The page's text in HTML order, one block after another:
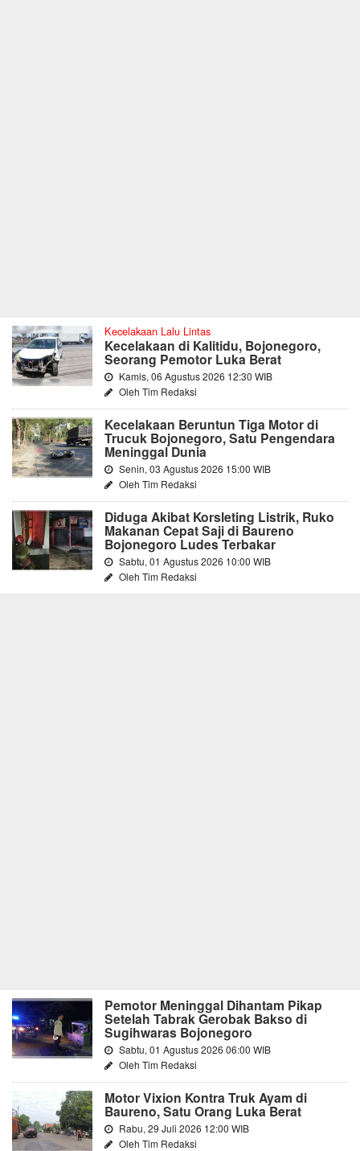
Kecelakaan Lalu Lintas
Kecelakaan di Kalitidu, Bojonegoro,
Seorang Pemotor Luka Berat
Kamis, 06 Agustus 2026 12:30 WIB
Oleh Tim Redaksi
Kecelakaan Beruntun Tiga Motor di
Trucuk Bojonegoro, Satu Pengendara
Meninggal Dunia
Senin, 03 Agustus 2026 15:00 WIB
Oleh Tim Redaksi
Diduga Akibat Korsleting Listrik, Ruko
Makanan Cepat Saji di Baureno
Bojonegoro Ludes Terbakar
Sabtu, 01 Agustus 2026 10:00 WIB
Oleh Tim Redaksi
Pemotor Meninggal Dihantam Pikap
Setelah Tabrak Gerobak Bakso di
Sugihwaras Bojonegoro
Sabtu, 01 Agustus 2026 06:00 WIB
Oleh Tim Redaksi
Motor Vixion Kontra Truk Ayam di
Baureno, Satu Orang Luka Berat
Rabu, 29 Juli 2026 12:00 WIB
Oleh Tim Redaksi